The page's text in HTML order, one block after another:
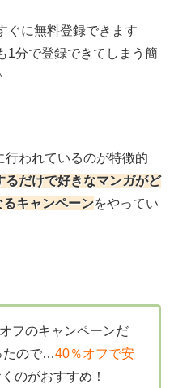
ぐに無料登録できます
1分で登録できてしまう簡
行われているのが特徴的
るだけで好きなマンガがど
キャンペーンをやってい
フのキャンペーンだ
たので…40％オフで安
のがおすすめ！